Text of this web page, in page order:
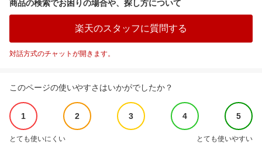
商品の検索でお困りの場合や、探し方について
楽天のスタッフに質問する
対話方式のチャットが開きます。
このページの使いやすさはいかがでしたか？
1 2 3 4 5
とても使いにくい とても使いやすい